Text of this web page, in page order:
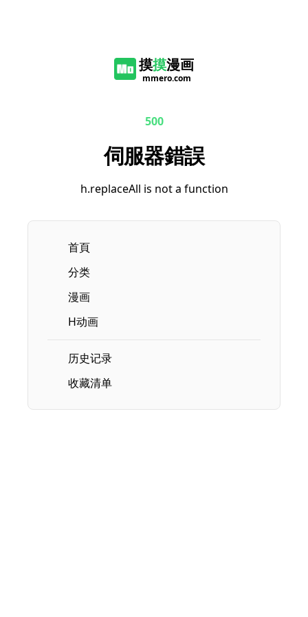
摸摸漫画
mmero.com
500
伺服器錯誤
h.replaceAll is not a function
首頁
分类
漫画
H动画
历史记录
收藏清单